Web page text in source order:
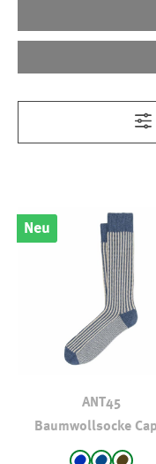
Neu
ANT45
Baumwollsocke